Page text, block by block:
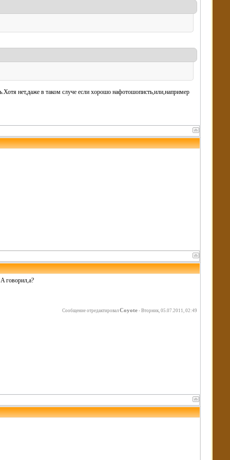
нет,даже в таком случе если хорошо нафотошописть,или,например
говорил,а?
Сообщение отредактировал Coyote - Вторник, 05.07.2011, 02:49